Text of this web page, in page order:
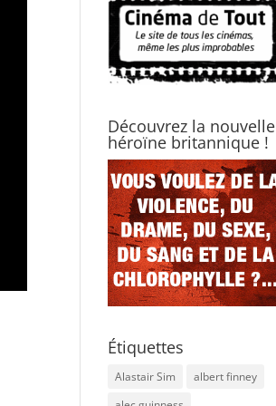
Découvrez la nouvelle
héroïne britannique !
Étiquettes
Alastair Sim
albert finney